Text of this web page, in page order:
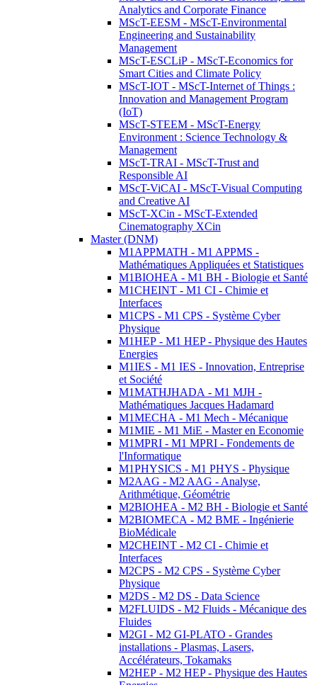
Analytics and Corporate Finance
MScT-EESM - MScT-Environmental
Engineering and Sustainability
Management
MScT-ESCLiP - MScT-Economics for
Smart Cities and Climate Policy
MScT-IOT - MScT-Internet of Things :
Innovation and Management Program
(IoT)
MScT-STEEM - MScT-Energy
Environment : Science Technology &
Management
MScT-TRAI - MScT-Trust and
Responsible AI
MScT-ViCAI - MScT-Visual Computing
and Creative AI
MScT-XCin - MScT-Extended
Cinematography XCin
Master (DNM)
M1APPMATH - M1 APPMS -
Mathématiques Appliquées et Statistiques
M1BIOHEA - M1 BH - Biologie et Santé
M1CHEINT - M1 CI - Chimie et
Interfaces
M1CPS - M1 CPS - Système Cyber
Physique
M1HEP - M1 HEP - Physique des Hautes
Energies
M1IES - M1 IES - Innovation, Entreprise
et Société
M1MATHJHADA - M1 MJH -
Mathématiques Jacques Hadamard
M1MECHA - M1 Mech - Mécanique
M1MIE - M1 MiE - Master en Economie
M1MPRI - M1 MPRI - Fondements de
l'Informatique
M1PHYSICS - M1 PHYS - Physique
M2AAG - M2 AAG - Analyse,
Arithmétique, Géométrie
M2BIOHEA - M2 BH - Biologie et Santé
M2BIOMECA - M2 BME - Ingénierie
BioMédicale
M2CHEINT - M2 CI - Chimie et
Interfaces
M2CPS - M2 CPS - Système Cyber
Physique
M2DS - M2 DS - Data Science
M2FLUIDS - M2 Fluids - Mécanique des
Fluides
M2GI - M2 GI-PLATO - Grandes
installations - Plasmas, Lasers,
Accélérateurs, Tokamaks
M2HEP - M2 HEP - Physique des Hautes